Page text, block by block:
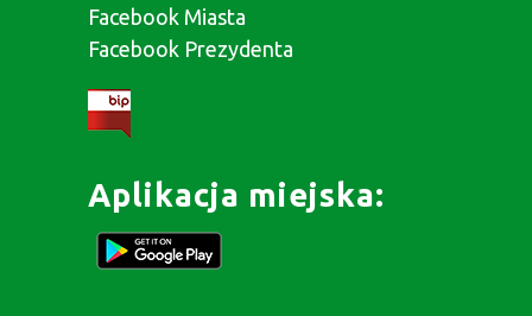
Facebook Miasta
Facebook Prezydenta
Aplikacja miejska: